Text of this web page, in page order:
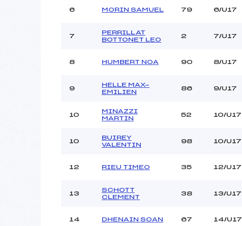
6 MORIN SAMUEL 79 6/U17
7
PERRILLAT
BOTTONET LEO
2 7/U17
8 HUMBERT NOA 90 8/U17
9
HELLE MAX-
EMILIEN
86 9/U17
10
MINAZZI
MARTIN
52 10/U17
10
BUIREY
VALENTIN
98 10/U17
12 RIEU TIMEO 35 12/U17
13
SCHOTT
CLEMENT
38 13/U17
14 DHENAIN SOAN 67 14/U17